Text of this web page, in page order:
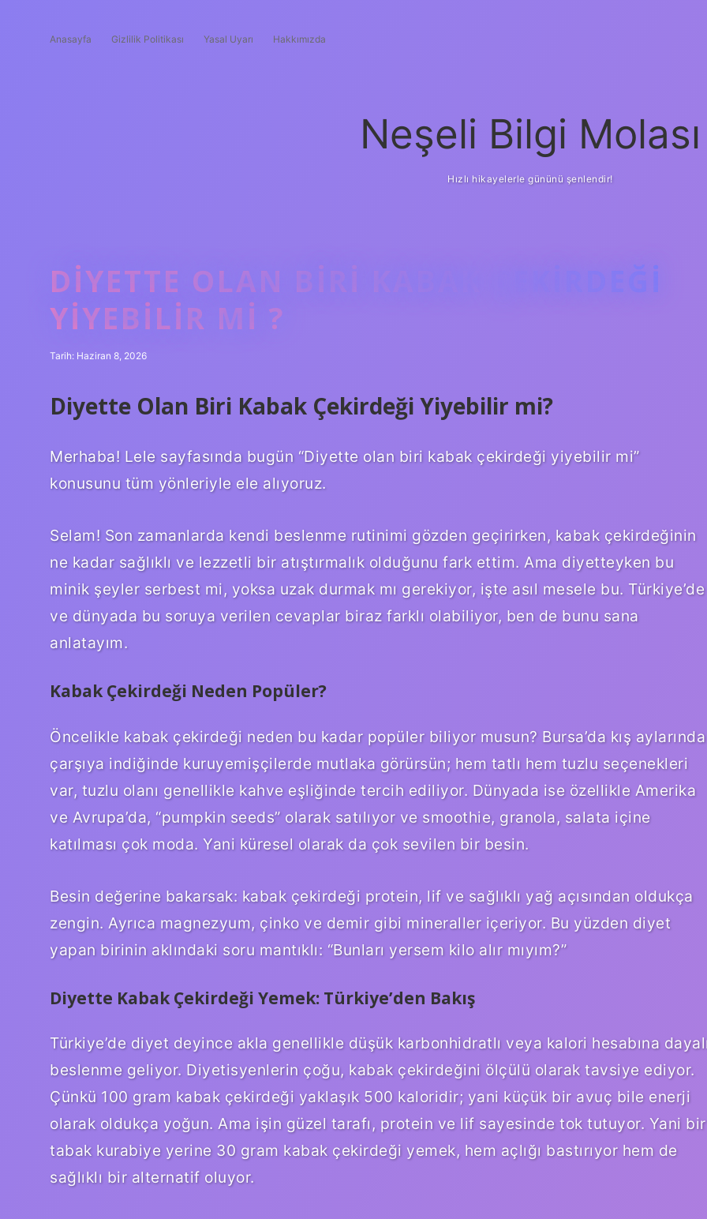
Anasayfa Gizlilik Politikası Yasal Uyarı Hakkımızda
Neşeli Bilgi Molası
Hızlı hikayelerle gününü şenlendir!
DIYETTE OLAN BIRI KABAK ÇEKIRDEĞI
YIYEBILIR MI ?
Tarih: Haziran 8, 2026
Diyette Olan Biri Kabak Çekirdeği Yiyebilir mi?
Merhaba! Lele sayfasında bugün “Diyette olan biri kabak çekirdeği yiyebilir mi”
konusunu tüm yönleriyle ele alıyoruz.
Selam! Son zamanlarda kendi beslenme rutinimi gözden geçirirken, kabak çekirdeğinin
ne kadar sağlıklı ve lezzetli bir atıştırmalık olduğunu fark ettim. Ama diyetteyken bu
minik şeyler serbest mi, yoksa uzak durmak mı gerekiyor, işte asıl mesele bu. Türkiye’de
ve dünyada bu soruya verilen cevaplar biraz farklı olabiliyor, ben de bunu sana
anlatayım.
Kabak Çekirdeği Neden Popüler?
Öncelikle kabak çekirdeği neden bu kadar popüler biliyor musun? Bursa’da kış aylarında
çarşıya indiğinde kuruyemişçilerde mutlaka görürsün; hem tatlı hem tuzlu seçenekleri
var, tuzlu olanı genellikle kahve eşliğinde tercih ediliyor. Dünyada ise özellikle Amerika
ve Avrupa’da, “pumpkin seeds” olarak satılıyor ve smoothie, granola, salata içine
katılması çok moda. Yani küresel olarak da çok sevilen bir besin.
Besin değerine bakarsak: kabak çekirdeği protein, lif ve sağlıklı yağ açısından oldukça
zengin. Ayrıca magnezyum, çinko ve demir gibi mineraller içeriyor. Bu yüzden diyet
yapan birinin aklındaki soru mantıklı: “Bunları yersem kilo alır mıyım?”
Diyette Kabak Çekirdeği Yemek: Türkiye’den Bakış
Türkiye’de diyet deyince akla genellikle düşük karbonhidratlı veya kalori hesabına
beslenme geliyor. Diyetisyenlerin çoğu, kabak çekirdeğini ölçülü olarak tavsiye ediyor.
Çünkü 100 gram kabak çekirdeği yaklaşık 500 kaloridir; yani küçük bir avuç bile enerji
olarak oldukça yoğun. Ama işin güzel tarafı, protein ve lif sayesinde tok tutuyor. Yani bir
tabak kurabiye yerine 30 gram kabak çekirdeği yemek, hem açlığı bastırıyor hem de
sağlıklı bir alternatif oluyor.